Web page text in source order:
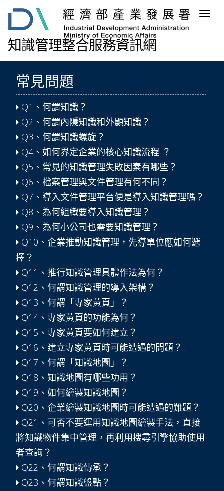
容
知識管理整合服務資訊網
常見問題
Q1、何謂知識？
Q2、何謂內隱知識和外顯知識？
Q3、何謂知識螺旋？
Q4、如何界定企業的核心知識流程 ？
Q5、常見的知識管理失敗因素有哪些？
Q6、檔案管理與文件管理有何不同？
Q7、導入文件管理平台便是導入知識管理嗎？
Q8、為何組織要導入知識管理？
Q9、為何小公司也需要知識管理？
Q10、企業推動知識管理，先導單位應如何選
擇？
Q11、推行知識管理具體作法為何？
Q12、何謂知識管理的導入架構？
Q13、何謂「專家黃頁」？
Q14、專家黃頁的功能為何？
Q15、專家黃頁要如何建立？
Q16、建立專家黃頁時可能遭遇的問題？
Q17、何謂「知識地圖」？
Q18、知識地圖有哪些功用？
Q19、如何繪製知識地圖？
Q20、企業繪製知識地圖時可能遭遇的難題？
Q21、可否不要運用知識地圖繪製手法，直接
將知識物件集中管理，再利用搜尋引擎協助使用
者查詢？
Q22、何謂知識傳承？
Q23、何謂知識盤點？